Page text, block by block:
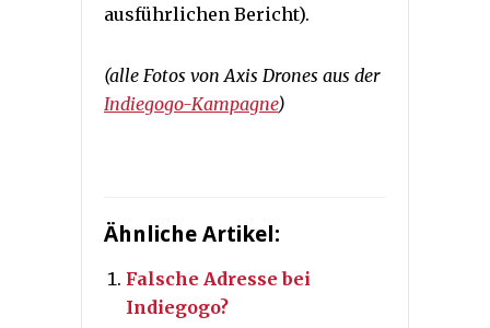
ausführlichen Bericht).
(alle Fotos von Axis Drones aus der
Indiegogo-Kampagne)
Ähnliche Artikel:
Falsche Adresse bei
Indiegogo?